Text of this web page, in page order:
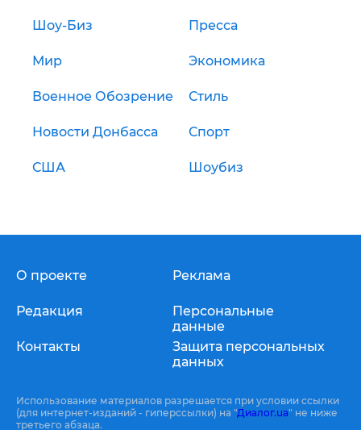
Шоу-Биз Пресса
Мир Экономика
Военное Обозрение Стиль
Новости Донбасса Спорт
США Шоубиз
О проекте
Редакция
Контакты
Реклама
Персональные
данные
Защита персональных
данных
Использование материалов разрешается при условии ссылки
(для интернет-изданий - гиперссылки) на "Диалог.ua" не ниже
третьего абзаца.